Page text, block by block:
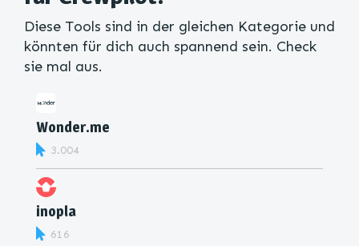
Diese Tools sind in der gleichen Kategorie und
könnten für dich auch spannend sein. Check
sie mal aus.
Wonder.me
3.004
inopla
616